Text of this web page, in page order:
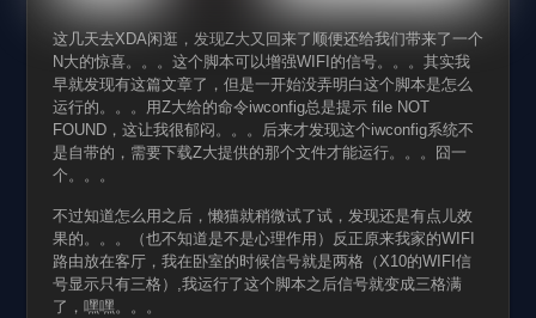
这几天去XDA闲逛，发现Z大又回来了顺便还给我们带来了一个
N大的惊喜。。。这个脚本可以增强WIFI的信号。。。其实我
早就发现有这篇文章了，但是一开始没弄明白这个脚本是怎么
运行的。。。用Z大给的命令iwconfig总是提示 file NOT
FOUND，这让我很郁闷。。。后来才发现这个iwconfig系统不
是自带的，需要下载Z大提供的那个文件才能运行。。。囧一
个。。。
不过知道怎么用之后，懒猫就稍微试了试，发现还是有点儿效
果的。。。（也不知道是不是心理作用）反正原来我家的WIFI
路由放在客厅，我在卧室的时候信号就是两格（X10的WIFI信
号显示只有三格）,我运行了这个脚本之后信号就变成三格满
了，嘿嘿。。。